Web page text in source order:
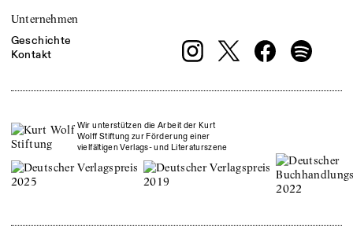
Unternehmen
Geschichte
Kontakt
Wir unterstützen die Arbeit der Kurt
Wolff Stiftung zur Förderung einer
vielfältigen Verlags- und Literaturszene